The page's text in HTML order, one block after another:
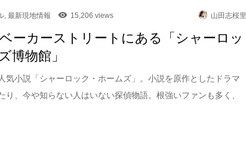
,最新現地情報 15,206 views 山田志桜里
ーカーストリートにある「シャーロッ
博物館」
気小説「シャーロック・ホームズ」。小説を原作としたドラマ
り、今や知らない人はいない探偵物語。根強いファンも多く、